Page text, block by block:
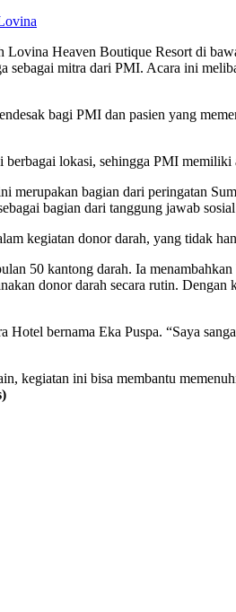
Lovina Heaven Boutique Resort di
mitra dari PMI. Acara ini
bagi PMI dan pasien yang
lokasi, sehingga PMI
merupakan bagian dari peringatan
bagian dari tanggung jawab
kegiatan donor darah, yang tidak
50 kantong darah. Ia
donor darah secara rutin.
bernama Eka Puspa. “Saya
kegiatan ini bisa membantu